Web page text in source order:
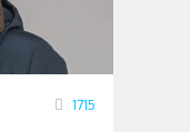
1715